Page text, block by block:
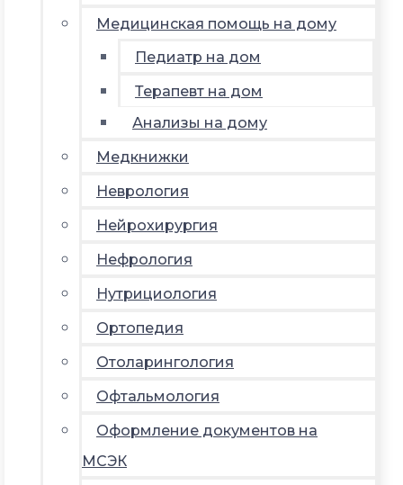
Медицинская помощь на дому
Педиатр на дом
Терапевт на дом
Анализы на дому
Медкнижки
Неврология
Нейрохирургия
Нефрология
Нутрициология
Ортопедия
Отоларингология
Офтальмология
Оформление документов на
МСЭК